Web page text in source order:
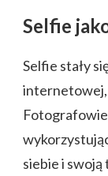
Selfie
Selfie stały
internetowej,
siebie i